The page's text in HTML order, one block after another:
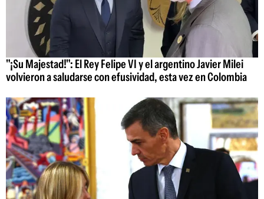
"¡Su Majestad!": El Rey Felipe VI y el argentino Javier Milei
volvieron a saludarse con efusividad, esta vez en Colombia